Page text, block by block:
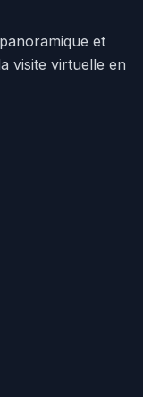
et
visite virtuelle en